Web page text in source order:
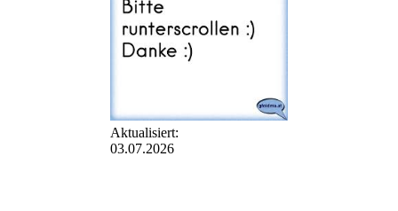
Aktualisiert:
03.07.2026